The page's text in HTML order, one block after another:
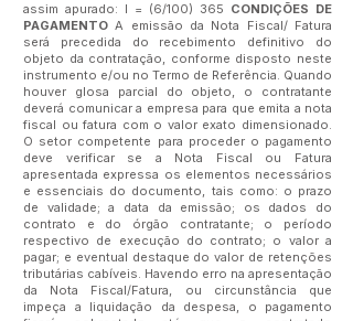
assim apurado: I = (6/100) 365 CONDIÇÕES DE
PAGAMENTO A emissão da Nota Fiscal/ Fatura
será precedida do recebimento definitivo do
objeto da contratação, conforme disposto neste
instrumento e/ou no Termo de Referência. Quando
houver glosa parcial do objeto, o contratante
deverá comunicar a empresa para que emita a nota
fiscal ou fatura com o valor exato dimensionado.
O setor competente para proceder o pagamento
deve verificar se a Nota Fiscal ou Fatura
apresentada expressa os elementos necessários
e essenciais do documento, tais como: o prazo
de validade; a data da emissão; os dados do
contrato e do órgão contratante; o período
respectivo de execução do contrato; o valor a
pagar; e eventual destaque do valor de retenções
tributárias cabíveis. Havendo erro na apresentação
da Nota Fiscal/Fatura, ou circunstância que
impeça a liquidação da despesa, o pagamento